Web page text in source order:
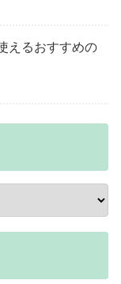
えるおすすめの